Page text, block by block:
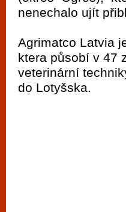
nenechalo ujít
Agrimatco Latvia
ktera působí v 47
veterinární
do Lotyšska.